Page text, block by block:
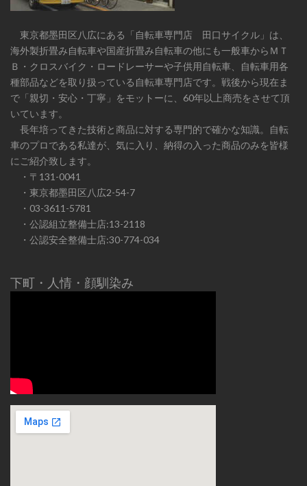
東京都墨田区八広にある「自転車専門店 田口サイクル」は、
海外製折畳み自転車や国産折畳み自転車の他にも一般車からＭＴ
Ｂ・クロスバイク・ロードレーサーや子供用自転車、自転車用各
種部品などを取り扱っている自転車専門店です。戦後から現在ま
で「親切・安心・丁寧」をモットーに、60年以上商売をさせて頂
いています。
長年培ってきた技術と商品に対する専門的で確かな知識。自転
車のプロである私達が、気に入り、納得の入った商品のみを皆様
にご紹介致します。
・〒131-0041
・東京都墨田区八広2-54-7
・03-3611-5781
・公認組立整備士店:13-2118
・公認安全整備士店:30-774-034
下町・人情・顔馴染み